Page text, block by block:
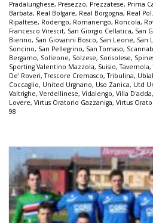
Pradalunghese, Presezzo, Prezzatese, Prima
Barbata, Real Bolgare, Real Borgogna, Real
Ripaltese, Rodengo, Romanengo, Roncola,
Francesco Virescit, San Giorgio Cellatica, San
Bienno, San Giovanni Bosco, San Leone, San
Soncino, San Pellegrino, San Tomaso,
Bergamo, Solleone, Solzese, Sorisolese,
Sporting Valentino Mazzola, Suisio,Tavernola,
De' Roveri,Trescore Cremasco,Tribulina,
Coccaglio, United Urgnano, Uso Zanica, Utd
Valtrighe, Verdellinese, Vidalengo, Villa D'adda,
Lovere, Virtus Oratorio Gazzaniga, Virtus
98